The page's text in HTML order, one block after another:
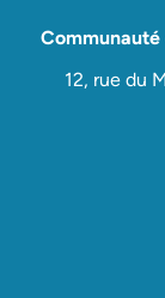
Communauté
12, rue du